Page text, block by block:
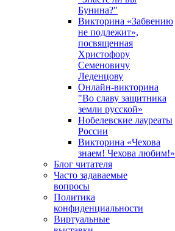
Бунина?"
Викторина «Забвению
не подлежит»,
посвященная
Христофору
Семеновичу
Леденцову
Онлайн-викторина
"Во славу защитника
земли русской»
Нобелевские лауреаты
России
Викторина «Чехова
знаем! Чехова любим!»
Блог читателя
Часто задаваемые
вопросы
Политика
конфиденциальности
Виртуальные